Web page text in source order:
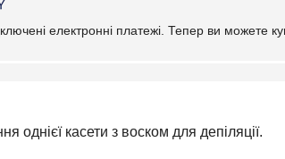
електронні платежі. Тепер ви можете
однієї касети з воском для депіляції.